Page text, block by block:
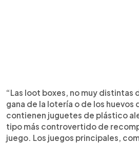
“Las loot boxes, no muy distintas
gana de la lotería o de los
contienen juguetes de plástico
tipo más controvertido de
juego. Los juegos principales,